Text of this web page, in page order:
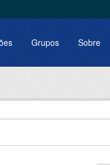
Grupos Sobre